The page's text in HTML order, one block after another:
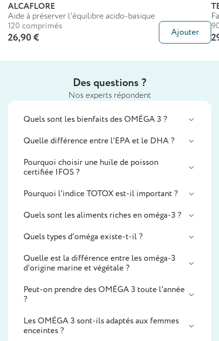
ALCAFLORE
Aide à préserver l'équilibre acido-basique
120 comprimés
26,90 € Ajouter
Des questions ?
Nos experts répondent
Quels sont les bienfaits des OMÉGA 3 ?
Quelle différence entre l'EPA et le DHA ?
Pourquoi choisir une huile de poisson
certifiée IFOS ?
Pourquoi l'indice TOTOX est-il important ?
Quels sont les aliments riches en oméga-3 ?
Quels types d'oméga existe-t-il ?
Quelle est la différence entre les oméga-3
d'origine marine et végétale ?
Peut-on prendre des OMÉGA 3 toute l'année
?
Les OMÉGA 3 sont-ils adaptés aux femmes
enceintes ?